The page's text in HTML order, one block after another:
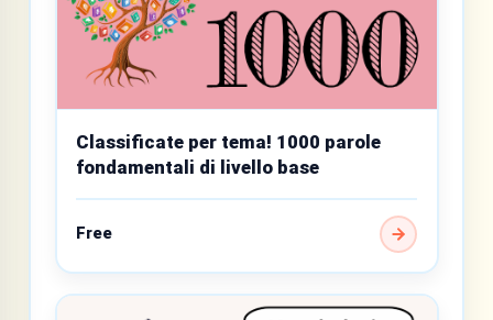
Classificate per tema! 1000 parole
fondamentali di livello base
Free